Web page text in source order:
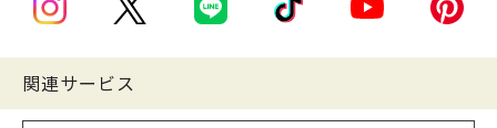
関連サービス